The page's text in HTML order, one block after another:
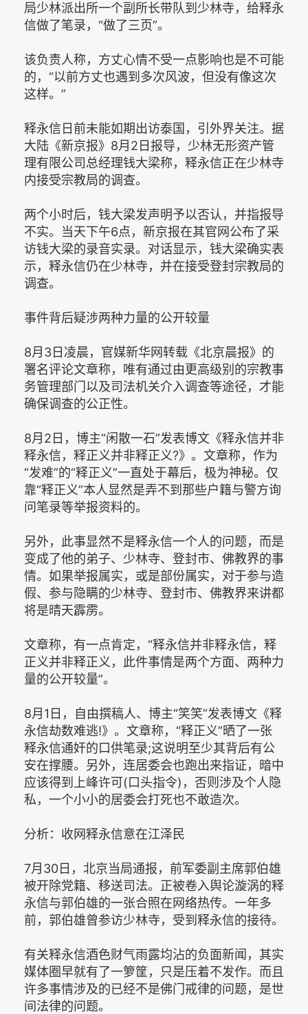
局少林派出所一个副所长带队到少林寺，给释永
信做了笔录，“做了三页”。
该负责人称，方丈心情不受一点影响也是不可能
的，“以前方丈也遇到多次风波，但没有像这次
这样。”
释永信日前未能如期出访泰国，引外界关注。据
大陆《新京报》8月2日报导，少林无形资产管
理有限公司总经理钱大梁称，释永信正在少林寺
内接受宗教局的调查。
两个小时后，钱大梁发声明予以否认，并指报导
不实。当天下午6点，新京报在其官网公布了采
访钱大梁的录音实录。对话显示，钱大梁确实表
示，释永信仍在少林寺，并在接受登封宗教局的
调查。
事件背后疑涉两种力量的公开较量
8月3日凌晨，官媒新华网转载《北京晨报》的
署名评论文章称，唯有通过由更高级别的宗教事
务管理部门以及司法机关介入调查等途径，才能
确保调查的公正性。
8月2日，博主“闲散一石”发表博文《释永信并非
释永信，释正义并非释正义?》。文章称，作为
“发难”的“释正义”一直处于幕后，极为神秘。仅
靠“释正义”本人显然是弄不到那些户籍与警方询
问笔录等举报资料的。
另外，此事显然不是释永信一个人的问题，而是
变成了他的弟子、少林寺、登封市、佛教界的事
情。如果举报属实，或是部份属实，对于参与造
假、参与隐瞒的少林寺、登封市、佛教界来讲都
将是晴天霹雳。
文章称，有一点肯定，“释永信并非释永信，释
正义并非释正义，此件事情是两个方面、两种力
量的公开较量”。
8月1日，自由撰稿人、博主“笑笑”发表博文《释
永信劫数难逃!》。文章称，“释正义”晒了一张
释永信通奸的口供笔录;这说明至少其背后有公
安在撑腰。另外，连居委会也跑出来指证，暗中
应该得到上峰许可(口头指令)，否则涉及个人隐
私，一个小小的居委会打死也不敢造次。
分析：收网释永信意在江泽民
7月30日，北京当局通报，前军委副主席郭伯雄
被开除党籍、移送司法。正被卷入舆论漩涡的释
永信与郭伯雄的一张合照在网络热传。一年多
前，郭伯雄曾参访少林寺，受到释永信的接待。
有关释永信酒色财气雨露均沾的负面新闻，其实
媒体圈早就有了一箩筐，只是压着不发作。而且
许多事情涉及的已经不是佛门戒律的问题，是世
间法律的问题。